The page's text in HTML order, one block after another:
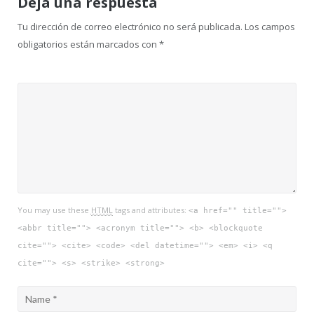
Tu dirección de correo electrónico no será publicada. Los campos
obligatorios están marcados con *
You may use these HTMLtags and attributes: <a href="" title="">
<abbr title=""> <acronym title=""> <b> <blockquote
cite=""> <cite> <code> <del datetime=""> <em> <i> <q
cite=""> <s> <strike> <strong>